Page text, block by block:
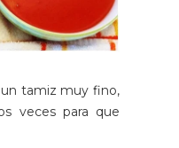
tamiz muy fino,
veces para que